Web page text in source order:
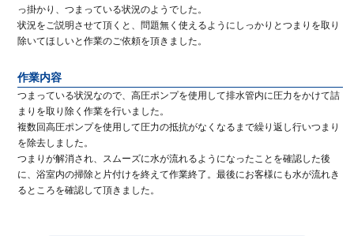
っ掛かり、つまっている状況のようでした。
状況をご説明させて頂くと、問題無く使えるようにしっかりとつまりを取り
除いてほしいと作業のご依頼を頂きました。
作業内容
つまっている状況なので、高圧ポンプを使用して排水管内に圧力をかけて詰
まりを取り除く作業を行いました。
複数回高圧ポンプを使用して圧力の抵抗がなくなるまで繰り返し行いつまり
を除去しました。
つまりが解消され、スムーズに水が流れるようになったことを確認した後
に、浴室内の掃除と片付けを終えて作業終了。最後にお客様にも水が流れき
るところを確認して頂きました。